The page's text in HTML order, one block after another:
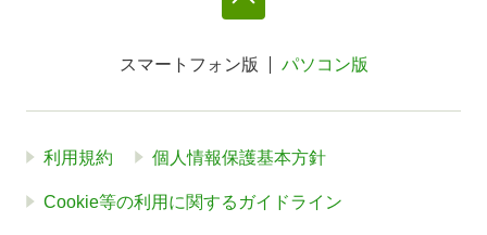
スマートフォン版 パソコン版
利用規約 個人情報保護基本方針
Cookie等の利用に関するガイドライン